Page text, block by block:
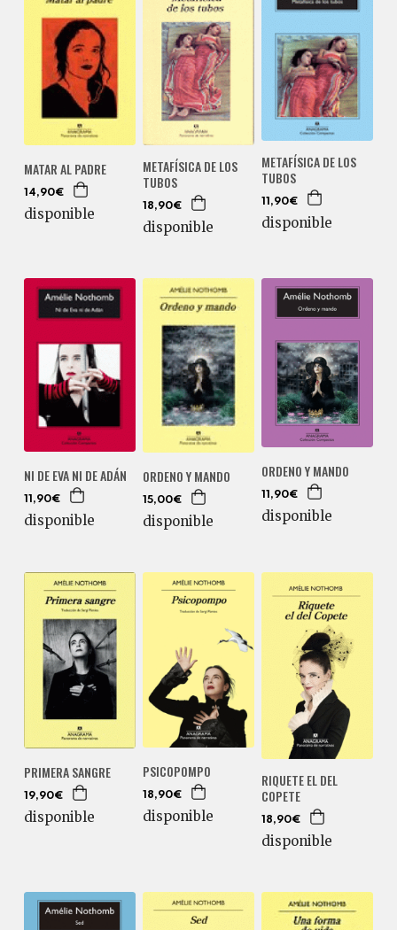
MATAR AL PADRE
14,90€
disponible
METAFÍSICA DE LOS
TUBOS
18,90€
disponible
METAFÍSICA DE LOS
TUBOS
11,90€
disponible
NI DE EVA NI DE ADÁN
11,90€
disponible
ORDENO Y MANDO
15,00€
disponible
ORDENO Y MANDO
11,90€
disponible
PRIMERA SANGRE
19,90€
disponible
PSICOPOMPO
18,90€
disponible
RIQUETE EL DEL
COPETE
18,90€
disponible